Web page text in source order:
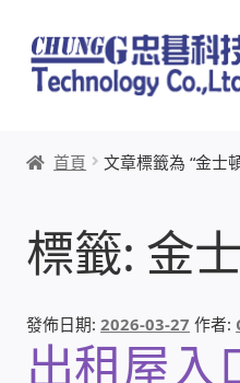
跳
至
導
列
跳
至
主
內
本站文章導覽
創辦人:林慶忠
首頁 文章標籤為 “金士
標籤: 金
發佈日期:2026-03-27 作者:
出租屋入